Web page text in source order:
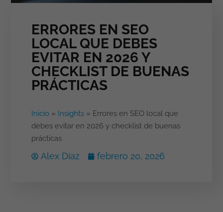
ERRORES EN SEO
LOCAL QUE DEBES
EVITAR EN 2026 Y
CHECKLIST DE BUENAS
PRÁCTICAS
Inicio» Insights» Errores en SEO local que
debes evitar en 2026 y checklist de buenas
prácticas
Alex Díaz febrero 20, 2026